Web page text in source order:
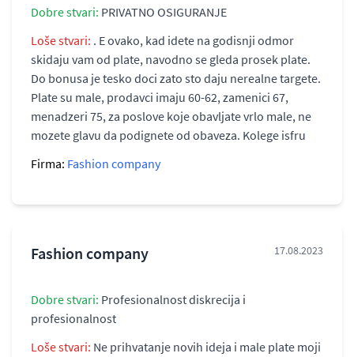
Dobre stvari: PRIVATNO OSIGURANJE
Loše stvari: . E ovako, kad idete na godisnji odmor
skidaju vam od plate, navodno se gleda prosek plate.
Do bonusa je tesko doci zato sto daju nerealne targete.
Plate su male, prodavci imaju 60-62, zamenici 67,
menadzeri 75, za poslove koje obavljate vrlo male, ne
mozete glavu da podignete od obaveza. Kolege isfru
Firma: Fashion company
Fashion company 17.08.2023
Dobre stvari: Profesionalnost diskrecija i
profesionalnost
Loše stvari: Ne prihvatanje novih ideja i male plate moji